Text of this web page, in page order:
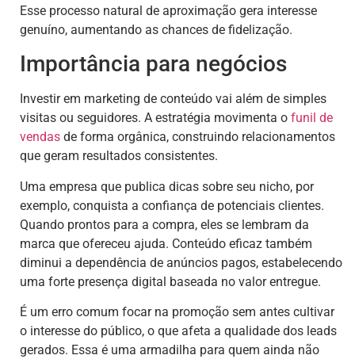
Esse processo natural de aproximação gera interesse
genuíno, aumentando as chances de fidelização.
Importância para negócios
Investir em marketing de conteúdo vai além de simples
visitas ou seguidores. A estratégia movimenta o funil de
vendas de forma orgânica, construindo relacionamentos
que geram resultados consistentes.
Uma empresa que publica dicas sobre seu nicho, por
exemplo, conquista a confiança de potenciais clientes.
Quando prontos para a compra, eles se lembram da
marca que ofereceu ajuda. Conteúdo eficaz também
diminui a dependência de anúncios pagos, estabelecendo
uma forte presença digital baseada no valor entregue.
É um erro comum focar na promoção sem antes cultivar
o interesse do público, o que afeta a qualidade dos leads
gerados. Essa é uma armadilha para quem ainda não